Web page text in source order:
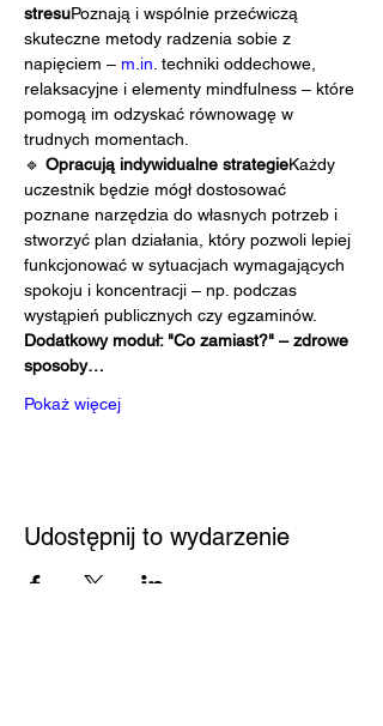
stresuPoznają i wspólnie przećwiczą
skuteczne metody radzenia sobie z
napięciem – m.in . techniki oddechowe,
relaksacyjne i elementy mindfulness – które
pomogą im odzyskać równowagę w
trudnych momentach.
🔹 Opracują indywidualne strategieKażdy
uczestnik będzie mógł dostosować
poznane narzędzia do własnych potrzeb i
stworzyć plan działania, który pozwoli lepiej
funkcjonować w sytuacjach wymagających
spokoju i koncentracji – np. podczas
wystąpień publicznych czy egzaminów.
Dodatkowy moduł: "Co zamiast?" – zdrowe
sposoby…
Pokaż więcej
Udostępnij to wydarzenie